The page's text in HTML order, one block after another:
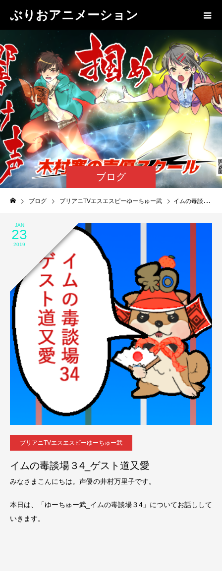
ぶりおアニメーション
ブログ
ブログ ブリアニTVエスエスピーゆーちゅー武 イムの毒談場３4_ゲスト道又愛
JAN
23
2019
ブリアニTVエスエスピーゆーちゅー武
イムの毒談場３4_ゲスト道又愛
みなさまこんにちは。声優の井村万里子です。
本日は、「ゆーちゅー武_イムの毒談場３4」についてお話しして
いきます。